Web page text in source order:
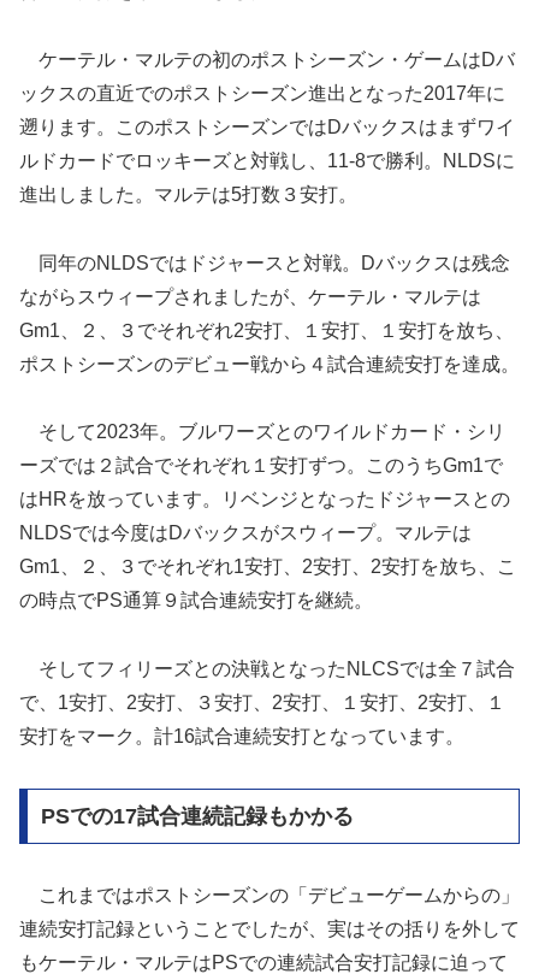
ケーテル・マルテの初のポストシーズン・ゲームはDバ
ックスの直近でのポストシーズン進出となった2017年に
遡ります。このポストシーズンではDバックスはまずワイ
ルドカードでロッキーズと対戦し、11-8で勝利。NLDSに
進出しました。マルテは5打数３安打。
同年のNLDSではドジャースと対戦。Dバックスは残念
ながらスウィープされましたが、ケーテル・マルテは
Gm1、２、３でそれぞれ2安打、１安打、１安打を放ち、
ポストシーズンのデビュー戦から４試合連続安打を達成。
そして2023年。ブルワーズとのワイルドカード・シリ
ーズでは２試合でそれぞれ１安打ずつ。このうちGm1で
はHRを放っています。リベンジとなったドジャースとの
NLDSでは今度はDバックスがスウィープ。マルテは
Gm1、２、３でそれぞれ1安打、2安打、2安打を放ち、こ
の時点でPS通算９試合連続安打を継続。
そしてフィリーズとの決戦となったNLCSでは全７試合
で、1安打、2安打、３安打、2安打、１安打、2安打、１
安打をマーク。計16試合連続安打となっています。
PSでの17試合連続記録もかかる
これまではポストシーズンの「デビューゲームからの」
連続安打記録ということでしたが、実はその括りを外して
もケーテル・マルテはPSでの連続試合安打記録に迫って